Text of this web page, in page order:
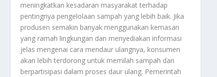
meningkatkan kesadaran masyarakat terhadap
pentingnya pengelolaan sampah yang lebih baik. Jika
produsen semakin banyak menggunakan kemasan
yang ramah lingkungan dan menyediakan informasi
jelas mengenai cara mendaur ulangnya, konsumen
akan lebih terdorong untuk memilah sampah dan
berpartisipasi dalam proses daur ulang. Pemerintah